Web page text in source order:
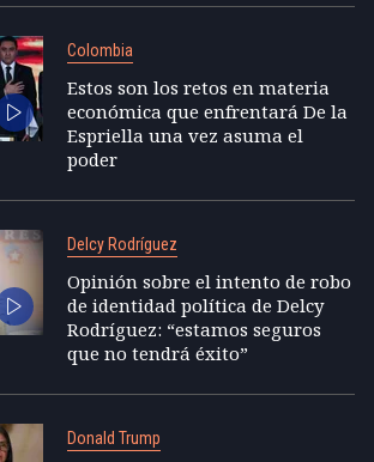
Colombia
Estos son los retos en materia
económica que enfrentará De la
Espriella una vez asuma el
poder
Delcy Rodríguez
Opinión sobre el intento de robo
de identidad política de Delcy
Rodríguez: “estamos seguros
que no tendrá éxito”
Donald Trump